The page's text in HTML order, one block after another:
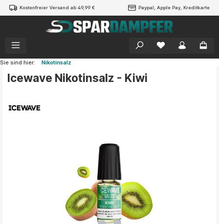
springen
Kostenfreier Versand ab 49,99 € Paypal, Apple Pay, Kreditkarte
Sie sind hier: Nikotinsalz
Icewave Nikotinsalz - Kiwi